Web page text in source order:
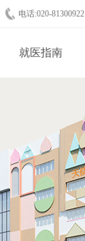
电话:020-81300922
就医指南